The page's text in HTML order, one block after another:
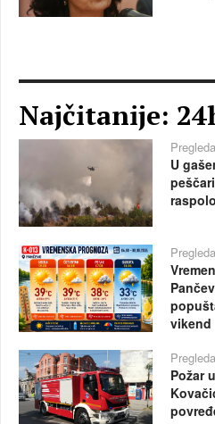
Najčitanije:
U
vikend
Požar